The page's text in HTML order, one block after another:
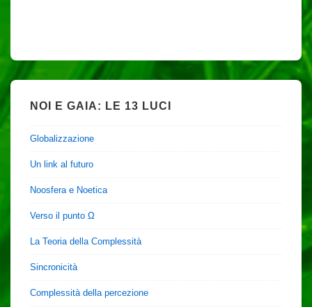
NOI E GAIA: LE 13 LUCI
Globalizzazione
Un link al futuro
Noosfera e Noetica
Verso il punto Ω
La Teoria della Complessità
Sincronicità
Complessità della percezione